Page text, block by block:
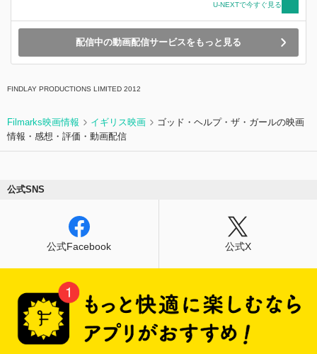
U-NEXTで今すぐ見る
配信中の動画配信サービスをもっと見る
FINDLAY PRODUCTIONS LIMITED 2012
Filmarks映画情報 イギリス映画
ゴッド・ヘルプ・ザ・ガールの映画
情報・感想・評価・動画配信
公式SNS
公式Facebook 公式X